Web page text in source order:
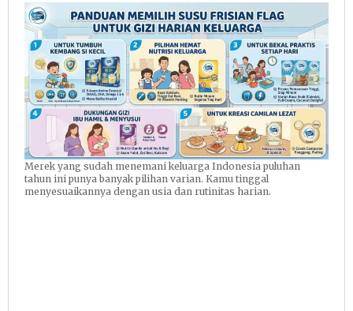
Merek yang sudah menemani keluarga Indonesia puluhan
tahun ini punya banyak pilihan varian. Kamu tinggal
menyesuaikannya dengan usia dan rutinitas harian.